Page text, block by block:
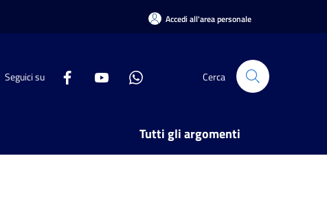
Accedi all'area personale
Seguici su Cerca
Tutti gli argomenti